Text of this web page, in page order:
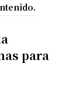
para